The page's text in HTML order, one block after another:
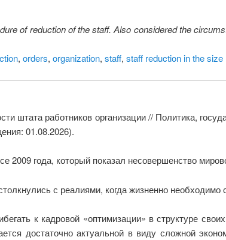
of reduction of the staff. Also considered the
, orders, organization, staff, staff reduction in the size
штата работников организации // Политика,
01.08.2026).
года, который показал несовершенство
с реалиями, когда жизненно
к кадровой «оптимизации» в структуре
достаточно актуальной в виду сложной